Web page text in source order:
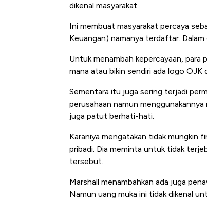
dikenal masyarakat.
Ini membuat masyarakat percaya
Keuangan) namanya terdaftar.
Untuk menambah kepercayaan, para
mana atau bikin sendiri ada logo OJK
Sementara itu juga sering terjadi
perusahaan namun
juga patut berhati-hati.
Karaniya mengatakan tidak mungkin
pribadi. Dia meminta untuk tidak
tersebut.
Marshall menambahkan ada juga
Namun uang muka ini tidak dikenal